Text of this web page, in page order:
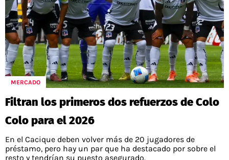
MERCADO
Filtran los primeros dos refuerzos de Colo
Colo para el 2026
En el Cacique deben volver más de 20 jugadores de
préstamo, pero hay un par que ha destacado por sobre el
resto y tendrían su puesto asegurado.